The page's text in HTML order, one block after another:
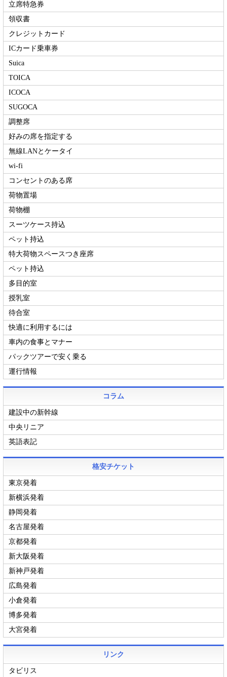
立席特急券
領収書
クレジットカード
ICカード乗車券
Suica
TOICA
ICOCA
SUGOCA
調整席
好みの席を指定する
無線LANとケータイ
wi-fi
コンセントのある席
荷物置場
荷物棚
スーツケース持込
ペット持込
特大荷物スペースつき座席
ペット持込
多目的室
授乳室
待合室
快適に利用するには
車内の食事とマナー
パックツアーで安く乗る
運行情報
コラム
建設中の新幹線
中央リニア
英語表記
格安チケット
東京発着
新横浜発着
静岡発着
名古屋発着
京都発着
新大阪発着
新神戸発着
広島発着
小倉発着
博多発着
大宮発着
リンク
タビリス